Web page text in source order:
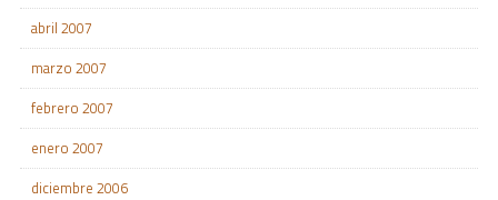
abril 2007
marzo 2007
febrero 2007
enero 2007
diciembre 2006